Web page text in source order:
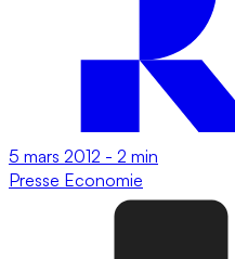
5 mars 2012 - 2 min
Presse Economie